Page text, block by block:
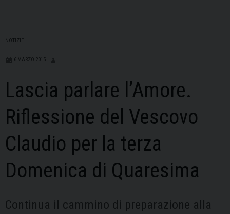
NOTIZIE
6 MARZO 2015
Lascia parlare l’Amore.
Riflessione del Vescovo
Claudio per la terza
Domenica di Quaresima
Continua il cammino di preparazione alla